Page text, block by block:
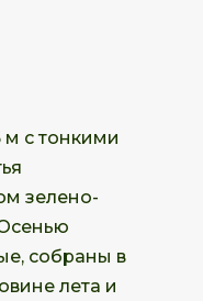
с тонкими
зелено-
собраны в
лета и